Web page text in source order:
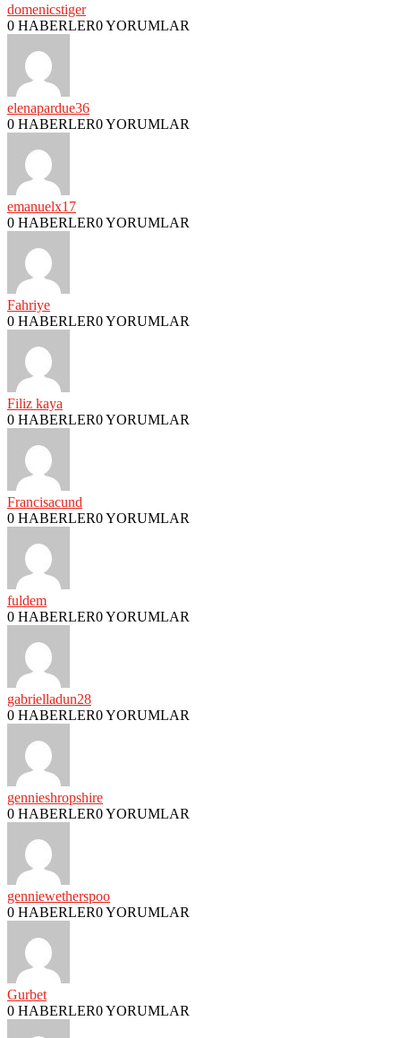
domenicstiger
0 HABERLER0 YORUMLAR
elenapardue36
0 HABERLER0 YORUMLAR
emanuelx17
0 HABERLER0 YORUMLAR
Fahriye
0 HABERLER0 YORUMLAR
Filiz kaya
0 HABERLER0 YORUMLAR
Francisacund
0 HABERLER0 YORUMLAR
fuldem
0 HABERLER0 YORUMLAR
gabrielladun28
0 HABERLER0 YORUMLAR
gennieshropshire
0 HABERLER0 YORUMLAR
genniewetherspoo
0 HABERLER0 YORUMLAR
Gurbet
0 HABERLER0 YORUMLAR